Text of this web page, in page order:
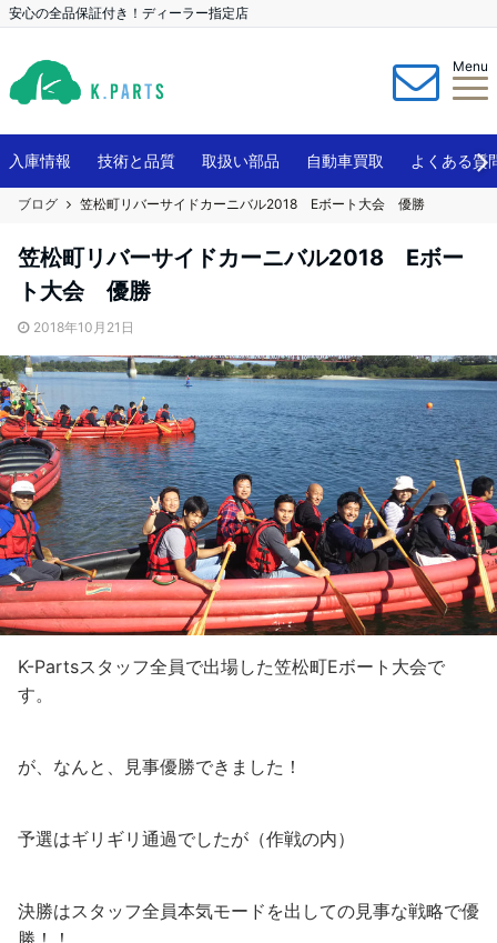
安心の全品保証付き！ディーラー指定店
Menu
入庫情報 技術と品質 取扱い部品 自動車買取 よくある質
ブログ 笠松町リバーサイドカーニバル2018 Eボート大会 優勝
笠松町リバーサイドカーニバル2018 Eボー
ト大会 優勝
2018年10月21日
K-Partsスタッフ全員で出場した笠松町Eボート大会で
す。
が、なんと、見事優勝できました！
予選はギリギリ通過でしたが（作戦の内）
決勝はスタッフ全員本気モードを出しての見事な戦略で優